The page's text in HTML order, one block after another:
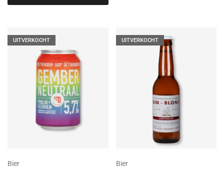
UITVERKOCHT
Bier
UITVERKOCHT
Bier